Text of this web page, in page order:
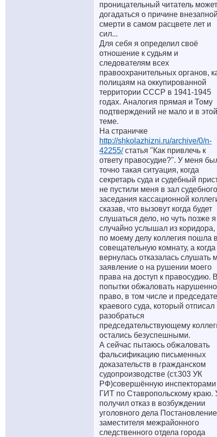
проницательный читатель может
догадаться о причине
смерти в самом расцвете лет и
сил...
Для себя я определил своё
отношение к судьям и
следователям всех
правоохранительных органов,
полицаям на оккупированной
территории СССР в 1941-1945
годах. Аналогия прямая и Тому
подтверждений не мало и в этой
теме.
На страничке
http://shkolazhizni.ru/archive/0/n-
42255/статья "Как привлечь к
ответу правосудие?". У меня
точно такая ситуация, когда
секретарь суда и судебный
не пустили меня в зал судебного
заседания кассационной
сказав, что вызовут когда будет
слушаться дело, но чуть позже я
случайно услышал из коридора,
по моему делу коллегия пошла
совещательную комнату, а когда
вернулась отказалась слушать
заявление о на рушении моего
права на доступ к правосудию.
попытки обжаловать
право, в том числе и
краевого суда, который отписал
разобраться
председательствующему
остались безуспешными.
А сейчас пытаюсь обжаловать
фальсификацию письменных
доказательств в гражданском
судопроизводстве (ст.303 УК
РФ)совершённую инспекторами
ГИТ по Ставропольскому краю.
получил отказ в возбуждении
уголовного дела
заместителя межрайонного
следственного отдела города